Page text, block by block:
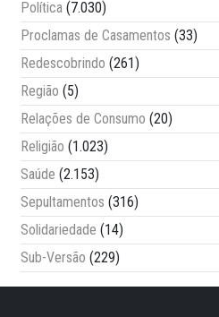
Política (7.030)
Proclamas de Casamentos (33)
Redescobrindo (261)
Região (5)
Relações de Consumo (20)
Religião (1.023)
Saúde (2.153)
Sepultamentos (316)
Solidariedade (14)
Sub-Versão (229)